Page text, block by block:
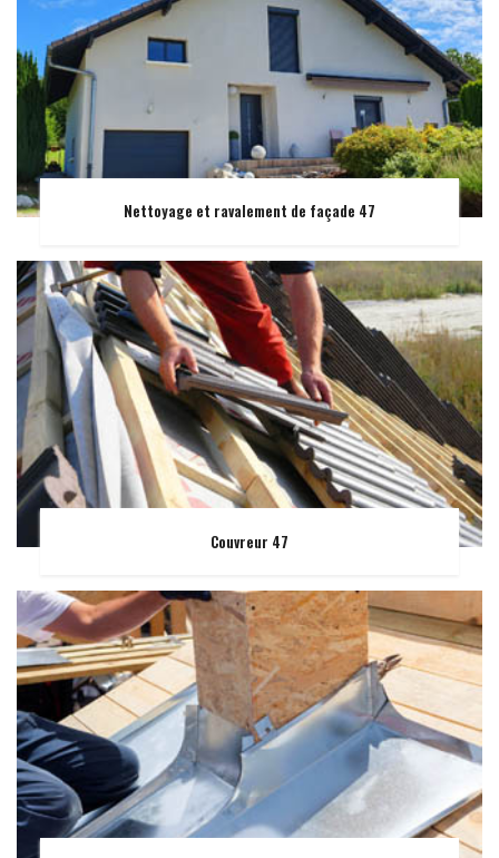
Nettoyage et ravalement de façade 47
Couvreur 47